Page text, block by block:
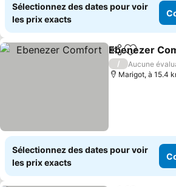
Sélectionnez des dates pour voir
les prix exacts
PartagerAjouter à
Ebenezer
/
Aucune
Marigot, à 15.4
Sélectionnez des dates pour voir
les prix exacts